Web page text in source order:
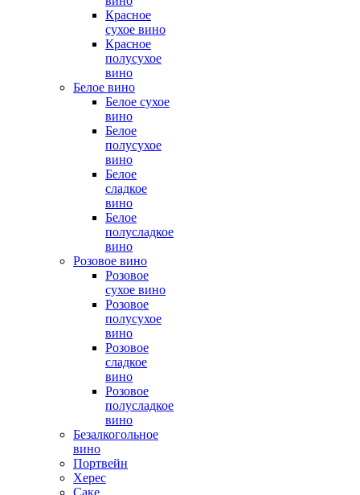
Красное
сухое вино
Красное
полусухое
вино
Белое вино
Белое сухое
вино
Белое
полусухое
вино
Белое
сладкое
вино
Белое
полусладкое
вино
Розовое вино
Розовое
сухое вино
Розовое
полусухое
вино
Розовое
сладкое
вино
Розовое
полусладкое
вино
Безалкогольное
вино
Портвейн
Херес
Саке